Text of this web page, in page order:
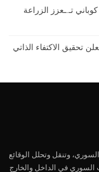
تـ.ـعزز الزراعة
15 عاماً.. سوريا تعلن تحقيق الاكتفاء الذاتي
وتنقل وتحلل الوقائع
السوري في الداخل والخارج